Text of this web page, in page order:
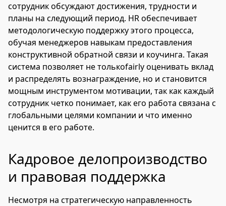
сотрудник обсуждают достижения, трудности и
планы на следующий период. HR обеспечивает
методологическую поддержку этого процесса,
обучая менеджеров навыкам предоставления
конструктивной обратной связи и коучинга. Такая
система позволяет не толькоfairly оценивать вклад
и распределять вознаграждение, но и становится
мощным инструментом мотивации, так как каждый
сотрудник четко понимает, как его работа связана с
глобальными целями компании и что именно
ценится в его работе.
Кадровое делопроизводство
и правовая поддержка
Несмотря на стратегическую направленность